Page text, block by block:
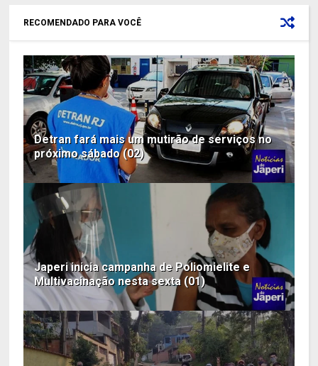
RECOMENDADO PARA VOCÊ
Detran fará mais um mutirão de serviços no
próximo sábado (02)
Japeri inicia campanha de Poliomielite e
Multivacinação nesta sexta (01)